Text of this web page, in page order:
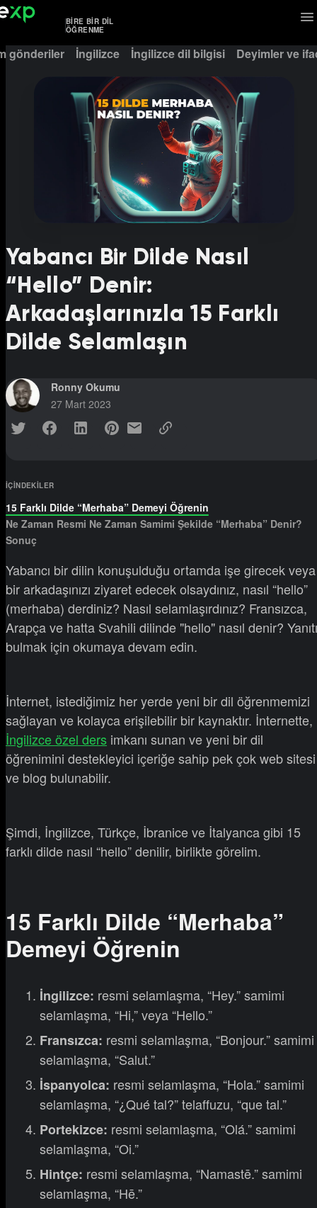
BIRE BIR DIL
ÖĞRENME
gönderiler İngilizce İngilizce dil bilgisi Deyimler ve
Yabancı Bir Dilde Nasıl
“Hello” Denir:
Arkadaşlarınızla 15 Farklı
Dilde Selamlaşın
Ronny Okumu
27 Mart 2023
IÇINDEKILER
15 Farklı Dilde “Merhaba” Demeyi Öğrenin
Ne Zaman Resmi Ne Zaman Samimi Şekilde “Merhaba” Denir?
Sonuç
Yabancı bir dilin konuşulduğu ortamda işe girecek veya
bir arkadaşınızı ziyaret edecek olsaydınız, nasıl “hello”
(merhaba) derdiniz? Nasıl selamlaşırdınız? Fransızca,
Arapça ve hatta Svahili dilinde "hello" nasıl denir? Yanıtı
bulmak için okumaya devam edin.
İnternet, istediğimiz her yerde yeni bir dil öğrenmemizi
sağlayan ve kolayca erişilebilir bir kaynaktır. İnternette,
İngilizce özel ders imkanı sunan ve yeni bir dil
öğrenimini destekleyici içeriğe sahip pek çok web sitesi
ve blog bulunabilir.
Şimdi, İngilizce, Türkçe, İbranice ve İtalyanca gibi 15
farklı dilde nasıl “hello” denilir, birlikte görelim.
15 Farklı Dilde “Merhaba”
Demeyi Öğrenin
İngilizce: resmi selamlaşma, “Hey.” samimi
selamlaşma, “Hi,” veya “Hello.”
Fransızca: resmi selamlaşma, “Bonjour.” samimi
selamlaşma, “Salut.”
İspanyolca: resmi selamlaşma, “Hola.” samimi
selamlaşma, “¿Qué tal?” telaffuzu, “que tal.”
Portekizce: resmi selamlaşma, “Olá.” samimi
selamlaşma, “Oi.”
Hintçe: resmi selamlaşma, “Namastē.” samimi
selamlaşma, “Hē.”